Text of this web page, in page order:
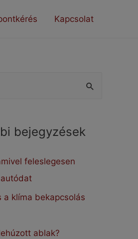
Kapcsolat
bejegyzések
feleslegesen
a klíma bekapcsolás
ablak?